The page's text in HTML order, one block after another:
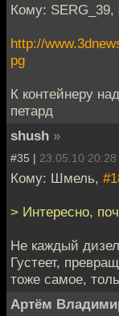
Кому: SERG_39,
http://
pg
К контейнеру
петард
shush »
#35 | 23.05.10 20:28
Кому: Шмель,
> Интересно,
Не каждый
Густеет,
тоже самое,
Артём